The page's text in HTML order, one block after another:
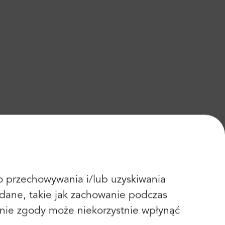
i/lub uzyskiwania
takie jak zachowanie podczas
zgody może niekorzystnie wpłynąć